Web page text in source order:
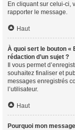
En cliquant sur celui-ci,
rapporter le message.
Haut
À quoi sert le bouton «
rédaction d’un sujet ?
Il vous permet
souhaitez finaliser et
messages enregistrés
l’utilisateur.
Haut
Pourquoi mon